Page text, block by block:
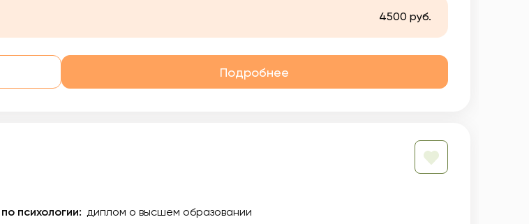
4500 руб.
Подробнее
психологии: диплом о высшем образовании